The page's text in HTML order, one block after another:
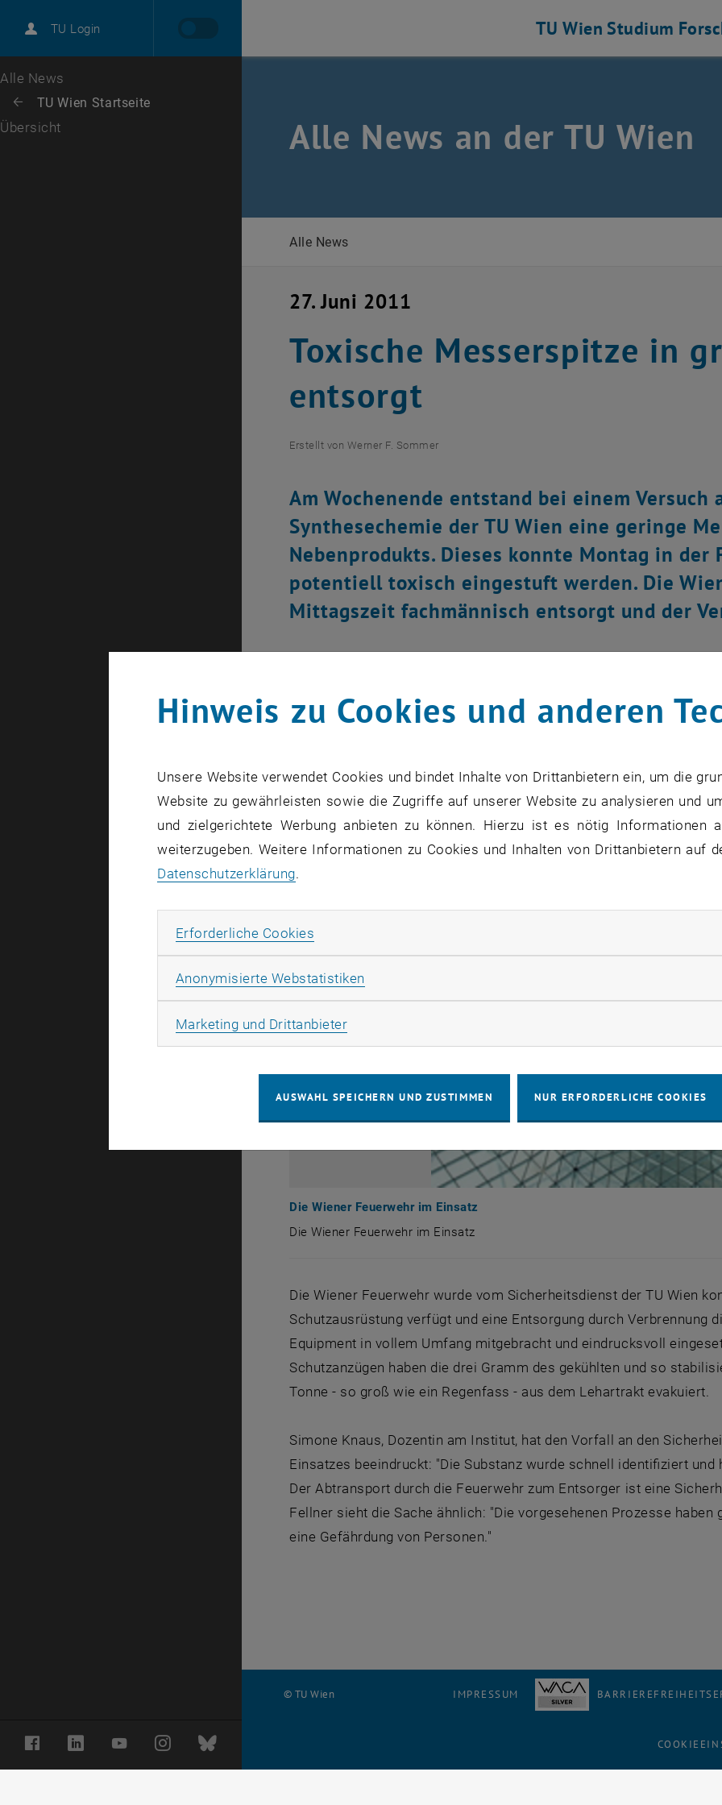
TU Login
Karriere
Zur 1. Menü Ebene
Alle News
Zurück: Subseiten von TU Wien Startseite auflisten
Zurück zur letzten Ebene:
TU Wien Startseite
Übersicht
FacebookLinkedInYouTubeInstagramBluesky
TU Wien Studium
Alle News an der TU Wien
Alle News
27. Juni 2011
Toxische Messerspitze in
entsorgt
Erstellt von Werner F. Sommer
Am Wochenende entstand bei einem
Synthesechemie der TU Wien eine geringe
Nebenprodukts. Dieses konnte Montag in
potentiell toxisch eingestuft werden. Die
Mittagszeit fachmännisch entsorgt und der
Die Wiener Feuerwehr im Einsatz
Die Wiener Feuerwehr im Einsatz
Die Wiener Feuerwehr wurde vom Sicherheitsdienst der TU Wien
Schutzausrüstung verfügt und eine Entsorgung durch Verbrennung
Equipment in vollem Umfang mitgebracht und eindrucksvoll
Schutzanzügen haben die drei Gramm des gekühlten und so
Tonne - so groß wie ein Regenfass - aus dem Lehartrakt evakuiert.
Simone Knaus, Dozentin am Institut, hat den Vorfall an den
Einsatzes beeindruckt: "Die Substanz wurde schnell identifiziert
Der Abtransport durch die Feuerwehr zum Entsorger ist eine
Fellner sieht die Sache ähnlich: "Die vorgesehenen Prozesse
eine Gefährdung von Personen."
© TU Wien IMPRESSUM
Hinweis zu Cookies und anderen
Unsere Website verwendet Cookies und bindet Inhalte von Drittanbietern ein, um die
Website zu gewährleisten sowie die Zugriffe auf unserer Website zu analysieren und
und zielgerichtete Werbung anbieten zu können. Hierzu ist es nötig Informationen
weiterzugeben. Weitere Informationen zu Cookies und Inhalten von Drittanbietern auf
Datenschutzerklärung.
Erforderliche Cookies
Anonymisierte Webstatistiken
Marketing und DrittanbieterMarketing Cookies zulassen
AUSWAHL SPEICHERN UND ZUSTIMMEN NUR ERFORDERLICHE COOKIES